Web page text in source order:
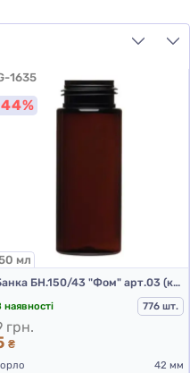
1635
мл
Банка БН.150/43 "Фом" арт.03 (коричневий)
наявності
776 шт.
грн.
₴
42 мм